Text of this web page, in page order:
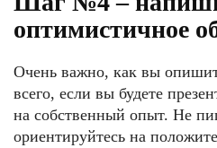
оптимистичное
Очень важно, как вы
всего, если вы будете
на собственный опыт. Не
ориентируйтесь на